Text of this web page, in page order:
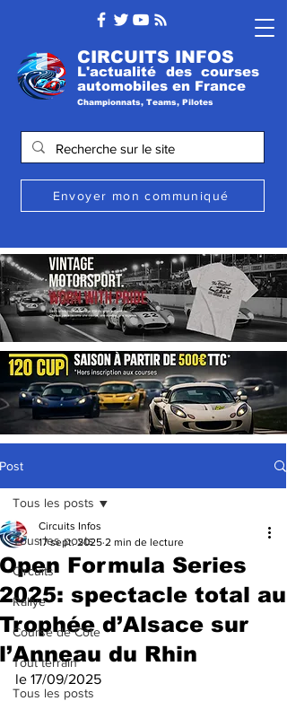
CIRCUITS INFOS
L'actualité des courses
automobiles en France
Championnats, Teams, Pilotes
Envoyer mon communiqué
Post
Tous les posts
Circuits
Rallye
Course de Côte
Tout terrain
Tous les posts
Tous les posts
Open Formula Series
2025: spectacle total au
Trophée d’Alsace sur
l’Anneau du Rhin
Circuits Infos
17 sept. 2025 2 min de lecture
le 17/09/2025